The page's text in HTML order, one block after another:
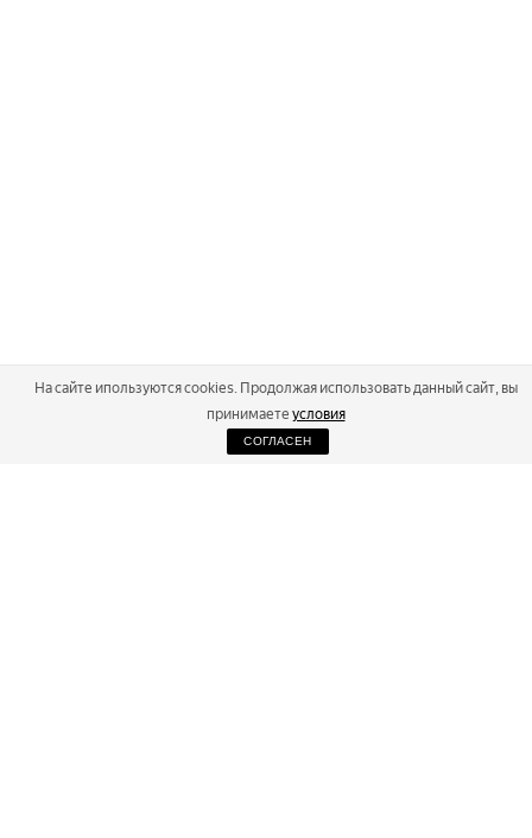
На сайте ипользуются cookies. Продолжая использовать данный сайт, вы
принимаете условия
СОГЛАСЕН